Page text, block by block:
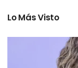
Lo Más Visto